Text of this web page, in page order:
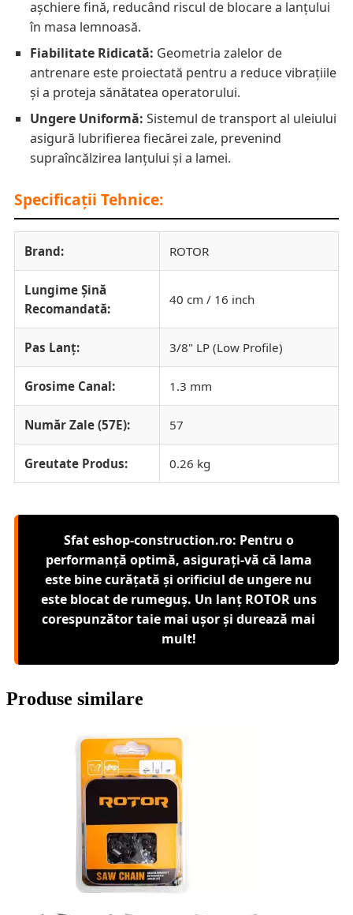
așchiere fină, reducând riscul de blocare a lanțului
în masa lemnoasă.
Fiabilitate Ridicată: Geometria zalelor de
antrenare este proiectată pentru a reduce vibrațiile
și a proteja sănătatea operatorului.
Ungere Uniformă: Sistemul de transport al uleiului
asigură lubrifierea fiecărei zale, prevenind
supraîncălzirea lanțului și a lamei.
Specificații Tehnice:
Brand: ROTOR
Lungime Șină
Recomandată:
40 cm / 16 inch
Pas Lanț: 3/8" LP (Low Profile)
Grosime Canal: 1.3 mm
Număr Zale (57E): 57
Greutate Produs: 0.26 kg
Sfat eshop-construction.ro: Pentru o
performanță optimă, asigurați-vă că lama
este bine curățată și orificiul de ungere nu
este blocat de rumeguș. Un lanț ROTOR uns
corespunzător taie mai ușor și durează mai
mult!
Produse similare